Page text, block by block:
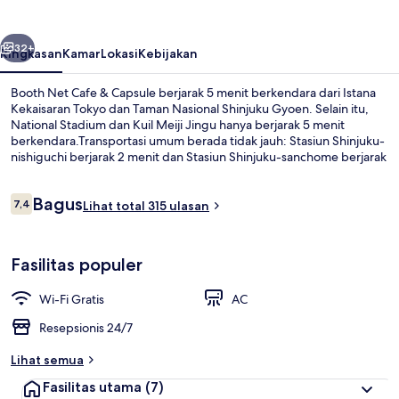
Berikutnya
32+
RingkasanKamarLokasiKebijakan
Booth Net Cafe & Capsule berjarak 5 menit berkendara dari Istana
Kekaisaran Tokyo dan Taman Nasional Shinjuku Gyoen. Selain itu,
National Stadium dan Kuil Meiji Jingu hanya berjarak 5 menit
berkendara.Transportasi umum berada tidak jauh: Stasiun Shinjuku-
nishiguchi berjarak 2 menit dan Stasiun Shinjuku-sanchome berjarak
Ulasan
7,47,4 dari 10
BagusLihat total 315 ulasan
Fasilitas populer
Wi-Fi Gratis
AC
Resepsionis 24/7
Lihat semua
Fasilitas utama (7)